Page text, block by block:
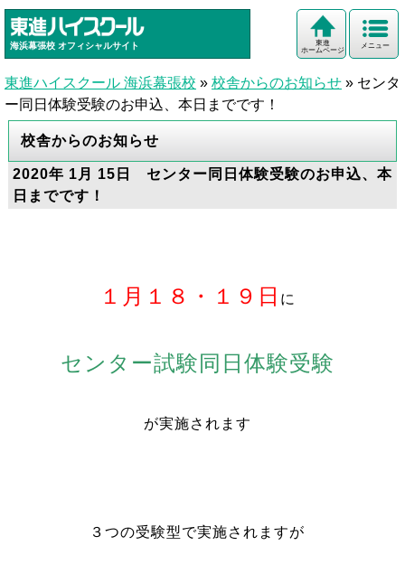
海浜幕張校 オフィシャルサイト メニュー
東進
ホームページ
東進ハイスクール 海浜幕張校 » 校舎からのお知らせ » センタ
ー同日体験受験のお申込、本日までです！
校舎からのお知らせ
2020年 1月 15日 センター同日体験受験のお申込、本
日までです！
１月１８・１９日 に
センター試験同日体験受験
が実施されます
３つの受験型で実施されますが